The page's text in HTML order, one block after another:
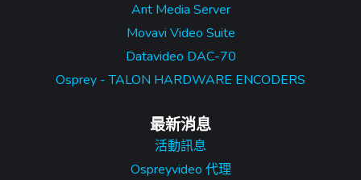
Ant Media Server
Movavi Video Suite
Datavideo DAC-70
Osprey - TALON HARDWARE ENCODERS
最新消息
活動訊息
Ospreyvideo 代理